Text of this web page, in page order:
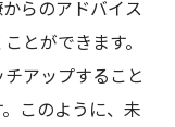
した人々の声
介
らのアドバイス
とができます。
アップすること
このように、未